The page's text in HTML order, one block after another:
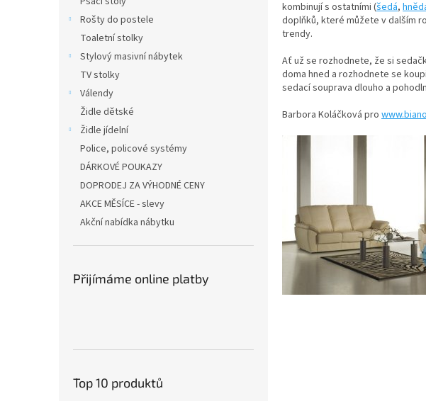
Rošty do postele
Toaletní stolky
Stylový masivní nábytek
TV stolky
Válendy
Židle dětské
Židle jídelní
Police, policové systémy
DÁRKOVÉ POUKAZY
DOPRODEJ ZA VÝHODNÉ CENY
AKCE MĚSÍCE - slevy
Akční nabídka nábytku
Přijímáme online platby
Top 10 produktů
kombinují s ostatními (šedá,
doplňků, které můžete v dalším
trendy.
Ať už se rozhodnete, že si
doma hned a rozhodnete se
sedací souprava dlouho a
Barbora Koláčková pro